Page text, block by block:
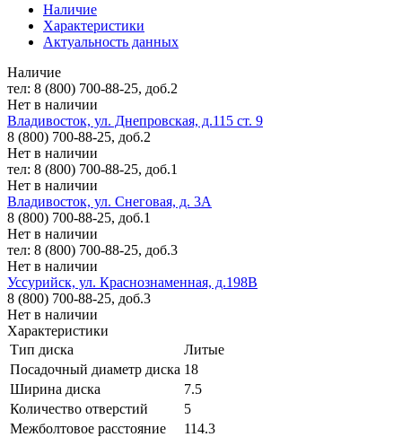
Наличие
Характеристики
Актуальность данных
Наличие
тел: 8 (800) 700-88-25, доб.2
Нет в наличии
Владивосток, ул. Днепровская, д.115 ст. 9
8 (800) 700-88-25, доб.2
Нет в наличии
тел: 8 (800) 700-88-25, доб.1
Нет в наличии
Владивосток, ул. Снеговая, д. 3А
8 (800) 700-88-25, доб.1
Нет в наличии
тел: 8 (800) 700-88-25, доб.3
Нет в наличии
Уссурийск, ул. Краснознаменная, д.198В
8 (800) 700-88-25, доб.3
Нет в наличии
Характеристики
Тип диска
Литые
Посадочный диаметр диска 18
Ширина диска
7.5
Количество отверстий
5
Межболтовое расстояние
114.3